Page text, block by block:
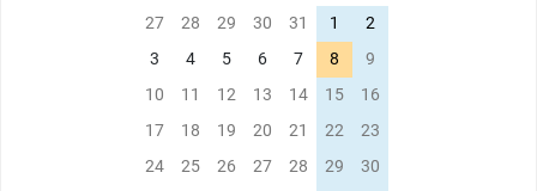
27
28 29 30 31 1
2
3
4 5 6 7 8
9
10
11 12 13 14 15
16
17
18 19 20 21 22
23
24
25 26 27 28 29
30